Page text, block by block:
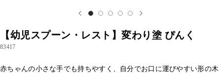
【幼児スプーン・レスト】変わり塗 ぴんく
83417
赤ちゃんの小さな手でも持ちやすく、自分でお口に運びやすい形の木